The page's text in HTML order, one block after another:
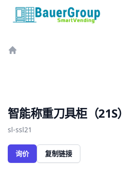
包尔科技
智能称重刀具柜（21S）
sl-ssl21
询价 复制链接